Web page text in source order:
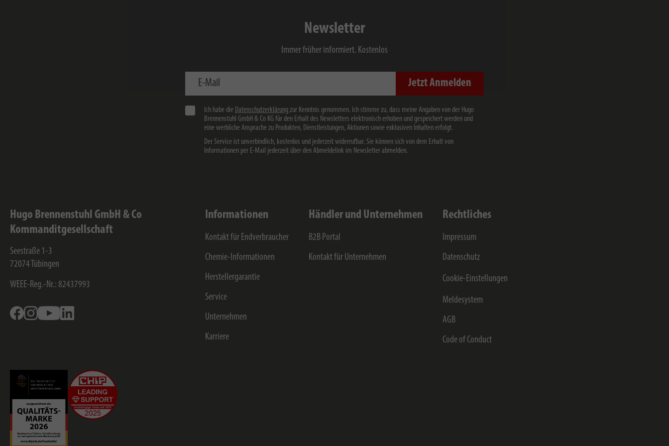
Newsletter
Immer früher informiert. Kostenlos
E-Mail Jetzt Anmelden
Ich habe die Datenschutzerklärungzur Kenntnis genommen. Ich stimme zu, dass meine Angaben von der Hugo
Brennenstuhl GmbH & Co KG für den Erhalt des Newsletters elektronisch erhoben und gespeichert werden und
eine werbliche Ansprache zu Produkten, Dienstleistungen, Aktionen sowie exklusiven Inhalten erfolgt.
Der Service ist unverbindlich, kostenlos und jederzeit widerrufbar. Sie können sich von dem Erhalt von
Informationen per E-Mail jederzeit über den Abmeldelink im Newsletter abmelden.
Hugo Brennenstuhl GmbH & Co
Kommanditgesellschaft
Seestraße 1-3
72074 Tübingen
WEEE-Reg.-Nr.: 82437993
FacebookInstagramYoutube
Informationen
Kontakt für Endverbraucher
Chemie-Informationen
Herstellergarantie
Service
Unternehmen
Karriere
Händler und Unternehmen
B2B Portal
Kontakt für Unternehmen
Rechtliches
Impressum
Datenschutz
Cookie-Einstellungen
Meldesystem
AGB
Code of Conduct